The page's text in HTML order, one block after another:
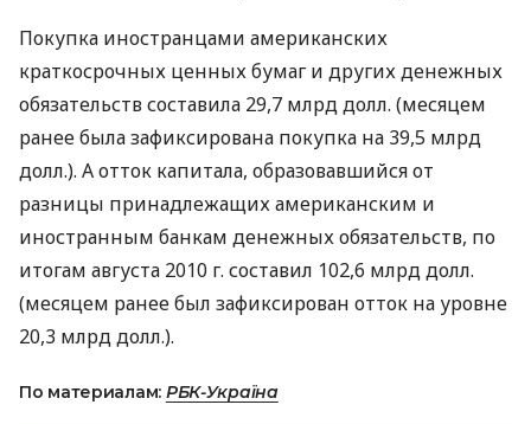
Покупка иностранцами американских
краткосрочных ценных бумаг и других денежных
обязательств составила 29,7 млрд долл. (месяцем
ранее была зафиксирована покупка на 39,5 млрд
долл.). А отток капитала, образовавшийся от
разницы принадлежащих американским и
иностранным банкам денежных обязательств, по
итогам августа 2010 г. составил 102,6 млрд долл.
(месяцем ранее был зафиксирован отток на уровне
20,3 млрд долл.).
По материалам: РБК-Україна